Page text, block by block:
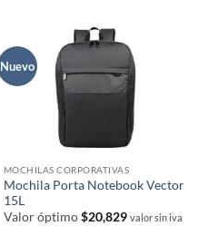
se
pueden
elegir
de
producto
Nuevo
MOCHILAS CORPORATIVAS
Mochila Porta Notebook Vector
15L
Valor óptimo$20,829 valor sin iva